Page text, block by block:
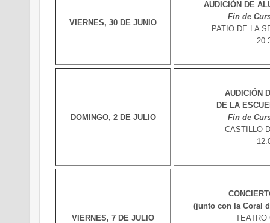
VIERNES, 30 DE JUNIO
AUDICIÓN DE
Fin de
PATIO DE LA
DOMINGO, 2 DE JULIO
AUDICIÓN
DE LA
Fin de
CASTILLO
VIERNES, 7 DE JULIO
(junto con la Coral
TEATRO